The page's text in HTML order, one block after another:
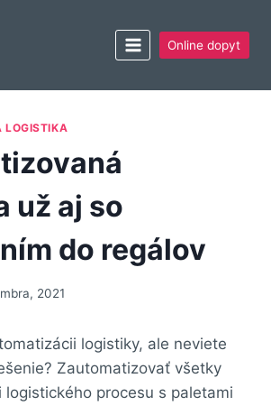
Online dopyt
LOGISTIKA
už aj so
do regálov
2021
logistiky, ale neviete
Zautomatizovať všetky
logistického procesu s paletami